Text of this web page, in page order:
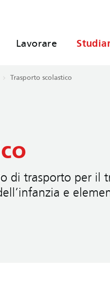
Lavorare
Trasporto scolastico
di trasporto per il
e